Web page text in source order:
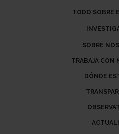
TODO SOBRE
SOBRE
TRABAJA CON
DÓNDE